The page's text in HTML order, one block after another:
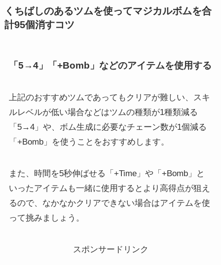
くちばしのあるツムを使ってマジカルボムを合
計95個消すコツ
「5→4」「+Bomb」などのアイテムを使用する
上記のおすすめツムであってもクリアが難しい、スキ
ルレベルが低い場合などはツムの種類が1種類減る
「5→4」や、ボム生成に必要なチェーン数が1個減る
「+Bomb」を使うことをおすすめします。
また、時間を5秒伸ばせる「+Time」や「+Bomb」と
いったアイテムも一緒に使用するとより高得点が狙え
るので、なかなかクリアできない場合はアイテムを使
って挑みましょう。
スポンサードリンク